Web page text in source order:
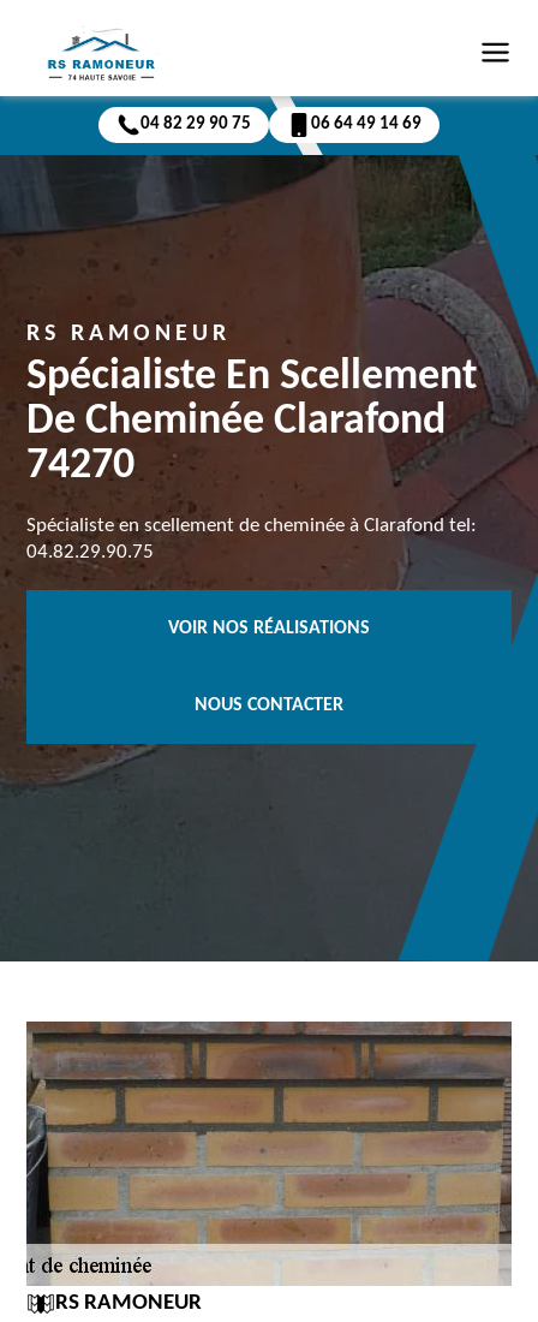
04 82 29 90 75 06 64 49 14 69
RS RAMONEUR
Spécialiste En Scellement
De Cheminée Clarafond
74270
Spécialiste en scellement de cheminée à Clarafond tel:
04.82.29.90.75
VOIR NOS RÉALISATIONS
NOUS CONTACTER
RS RAMONEUR